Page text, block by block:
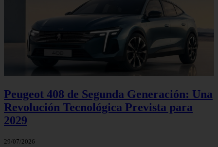
Peugeot 408 de Segunda Generación: Una
Revolución Tecnológica Prevista para
2029
29/07/2026